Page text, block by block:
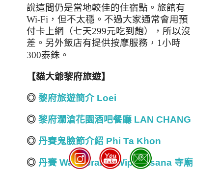
說這間仍是當地較佳的住宿點。旅館有
Wi-Fi ，但不太穩。不過大家通常會用預
付卡上網（七天299元吃到飽），所以沒
差。另外飯店有提供按摩服務， 1小時
300泰銖 。
【貓大爺黎府旅遊】
◎ 黎府旅遊簡介 Loei
◎ 黎府瀾滄花園酒吧餐廳 LAN CHANG
◎ 丹賽鬼臉節介紹 Phi Ta Khon
◎ 丹賽 Wat Neramit Wipattasana 寺廟